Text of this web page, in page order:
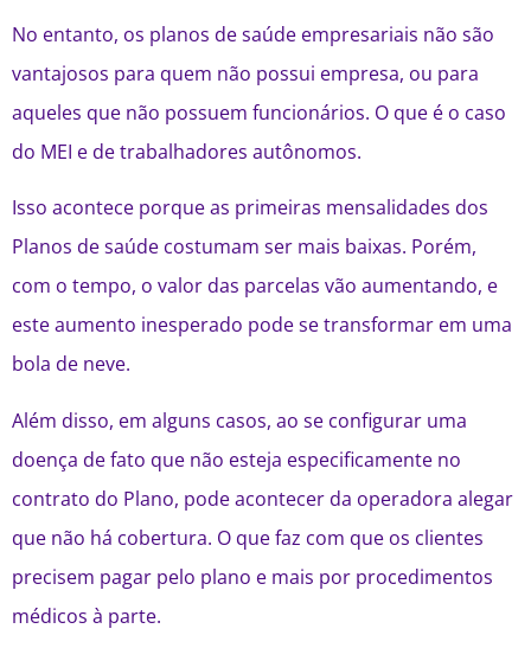
No entanto, os planos de saúde empresariais não são
vantajosos para quem não possui empresa, ou para
aqueles que não possuem funcionários. O que é o caso
do MEI e de trabalhadores autônomos.
Isso acontece porque as primeiras mensalidades dos
Planos de saúde costumam ser mais baixas. Porém,
com o tempo, o valor das parcelas vão aumentando, e
este aumento inesperado pode se transformar em uma
bola de neve.
Além disso, em alguns casos, ao se configurar uma
doença de fato que não esteja especificamente no
contrato do Plano, pode acontecer da operadora alegar
que não há cobertura. O que faz com que os clientes
precisem pagar pelo plano e mais por procedimentos
médicos à parte.